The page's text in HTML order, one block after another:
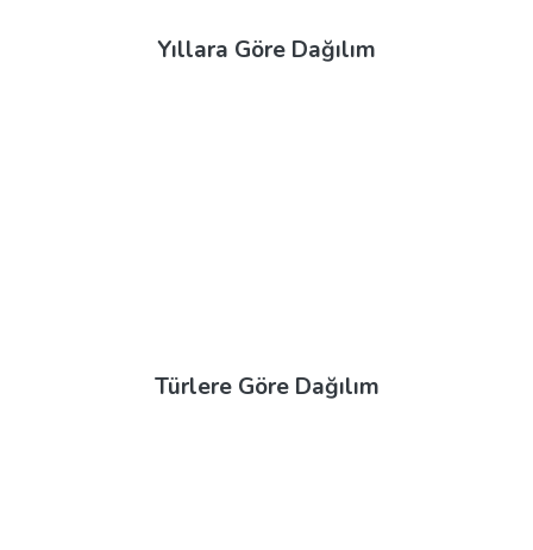
Yıllara Göre Dağılım
Türlere Göre Dağılım